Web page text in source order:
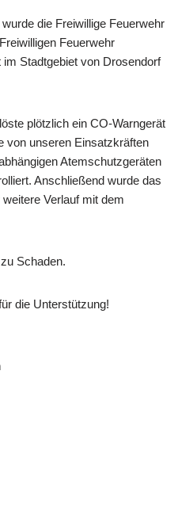
die Freiwillige Feuerwehr
Feuerwehr
Stadtgebiet von Drosendorf
plötzlich ein CO-Warngerät
von unseren Einsatzkräften
Atemschutzgeräten
Anschließend wurde das
Verlauf mit dem
Schaden.
die Unterstützung!